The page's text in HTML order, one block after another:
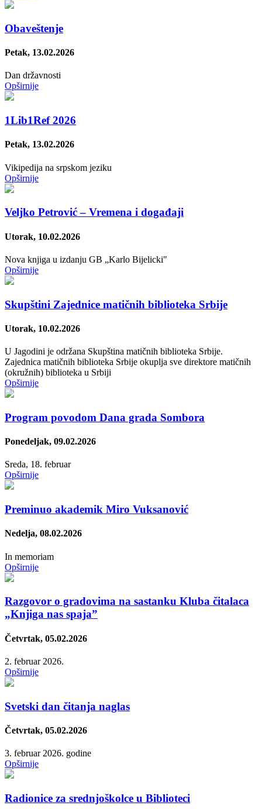
Obaveštenje
Petak, 13.02.2026
Dan državnosti
Opširnije
1Lib1Ref 2026
Petak, 13.02.2026
Vikipedija na srpskom jeziku
Opširnije
Velјko Petrović – Vremena i događaji
Utorak, 10.02.2026
Nova knjiga u izdanju GB „Karlo Bijelicki"
Opširnije
Skupštini Zajednice matičnih biblioteka Srbije
Utorak, 10.02.2026
U Jagodini je održana Skupština matičnih biblioteka Srbije.
Zajednica matičnih biblioteka Srbije okuplja sve direktore matičnih
(okružnih) biblioteka u Srbiji
Opširnije
Program povodom Dana grada Sombora
Ponedeljak, 09.02.2026
Sreda, 18. februar
Opširnije
Preminuo akademik Miro Vuksanović
Nedelja, 08.02.2026
In memoriam
Opširnije
Razgovor o gradovima na sastanku Kluba čitalaca
„Knjiga nas spaja”
Četvrtak, 05.02.2026
2. februar 2026.
Opširnije
Svetski dan čitanja naglas
Četvrtak, 05.02.2026
3. februar 2026. godine
Opširnije
Radionice za srednjoškolce u Biblioteci